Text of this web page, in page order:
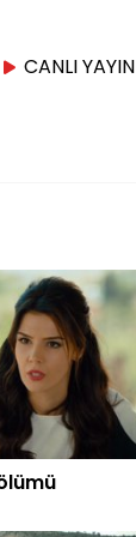
CANLI YAYIN